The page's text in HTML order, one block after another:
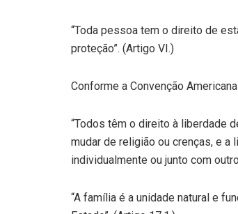
“Toda pessoa tem o direito de
proteção”. (Artigo VI.)
Conforme a Convenção
“Todos têm o direito à liberdade
mudar de religião ou crenças, e
individualmente ou junto com
“A família é a unidade natural e